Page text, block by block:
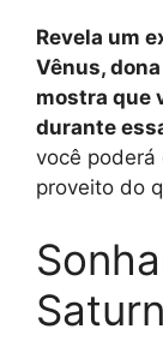
Revela um
Vênus,
mostra que
durante
você poderá
proveito do